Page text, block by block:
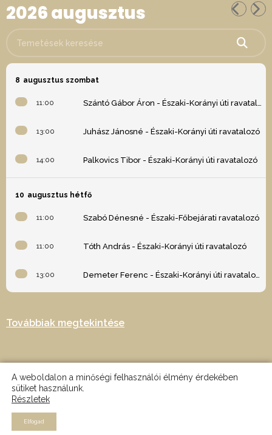
2026 augusztus
8 augusztus szombat
11:00 Szántó Gábor Áron - Északi-Korányi úti ravatalozó
13:00 Juhász Jánosné - Északi-Korányi úti ravatalozó
14:00 Palkovics Tibor - Északi-Korányi úti ravatalozó
10 augusztus hétfő
11:00 Szabó Dénesné - Északi-Főbejárati ravatalozó
11:00 Tóth András - Északi-Korányi úti ravatalozó
13:00 Demeter Ferenc - Északi-Korányi úti ravatalozó
Továbbiak megtekintése
2024 © Minden jog fenntartva - Az oldalt készítette: Nagy Martin -
A weboldalon a minőségi felhasználói élmény érdekében
sütiket használunk.
Részletek
Elfogad